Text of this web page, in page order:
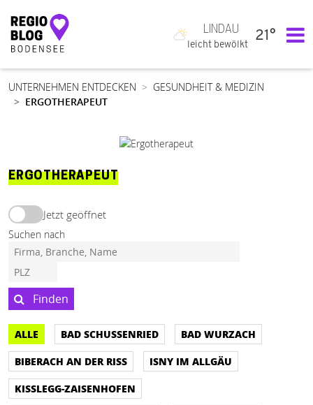
Hauptnavigation
LINDAU
leicht bewölkt
21°
UNTERNEHMEN ENTDECKEN
GESUNDHEIT & MEDIZIN
ERGOTHERAPEUT
ERGOTHERAPEUT
Jetzt geöffnet
Suchen nach
Finden
ALLE BAD SCHUSSENRIED
BAD WURZACH
BIBERACH AN DER RISS
ISNY IM ALLGÄU
KISSLEGG-ZAISENHOFEN